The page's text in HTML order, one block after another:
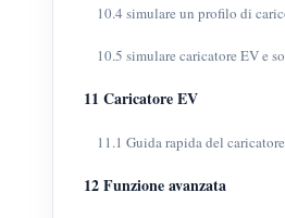
10.4 simulare un profilo di
10.5 simulare caricatore EV e
11 Caricatore EV
11.1 Guida rapida del
12 Funzione avanzata